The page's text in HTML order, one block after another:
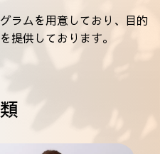
ラムを用意しており、目的
提供しております。